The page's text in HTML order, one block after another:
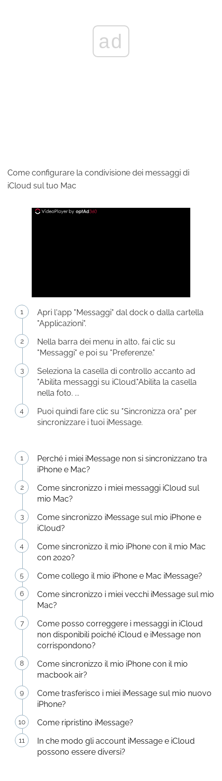
ad
Come configurare la condivisione dei messaggi di
iCloud sul tuo Mac
Apri l'app "Messaggi" dal dock o dalla cartella
"Applicazioni".
Nella barra dei menu in alto, fai clic su
"Messaggi" e poi su "Preferenze."
Seleziona la casella di controllo accanto ad
"Abilita messaggi su iCloud."Abilita la casella
nella foto. ...
Puoi quindi fare clic su "Sincronizza ora" per
sincronizzare i tuoi iMessage.
Perché i miei iMessage non si sincronizzano tra
iPhone e Mac?
Come sincronizzo i miei messaggi iCloud sul
mio Mac?
Come sincronizzo iMessage sul mio iPhone e
iCloud?
Come sincronizzo il mio iPhone con il mio Mac
con 2020?
Come collego il mio iPhone e Mac iMessage?
Come sincronizzo i miei vecchi iMessage sul mio
Mac?
Come posso correggere i messaggi in iCloud
non disponibili poiché iCloud e iMessage non
corrispondono?
Come sincronizzo il mio iPhone con il mio
macbook air?
Come trasferisco i miei iMessage sul mio nuovo
iPhone?
Come ripristino iMessage?
In che modo gli account iMessage e iCloud
possono essere diversi?